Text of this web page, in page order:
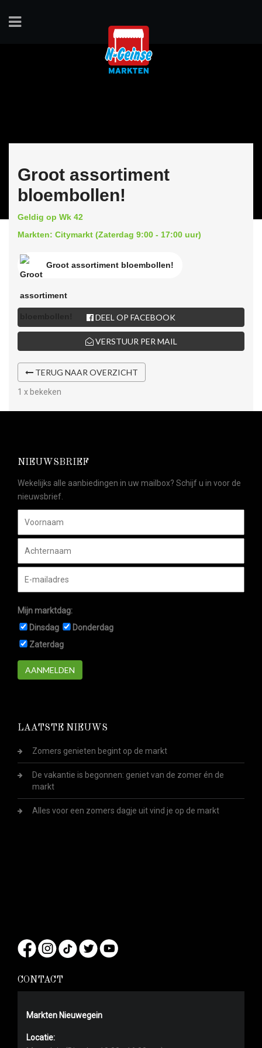
Groot assortiment
bloembollen!
Geldig op Wk 42
Markten: Citymarkt (Zaterdag 9:00 - 17:00 uur)
Groot assortiment bloembollen!
DEEL OP FACEBOOK
VERSTUUR PER MAIL
TERUG NAAR OVERZICHT
1 x bekeken
NIEUWSBRIEF
Wekelijks alle aanbiedingen in uw mailbox? Schijf u in voor de
nieuwsbrief.
Mijn marktdag:
Dinsdag
Donderdag
Zaterdag
AANMELDEN
LAATSTE NIEUWS
Zomers genieten begint op de markt
De vakantie is begonnen: geniet van de zomer én de
markt
Alles voor een zomers dagje uit vind je op de markt
CONTACT
Markten Nieuwegein
Locatie: